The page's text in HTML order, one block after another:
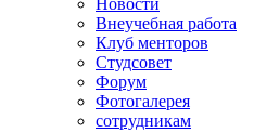
Новости
Внеучебная работа
Клуб менторов
Студсовет
Форум
Фотогалерея
сотрудникам